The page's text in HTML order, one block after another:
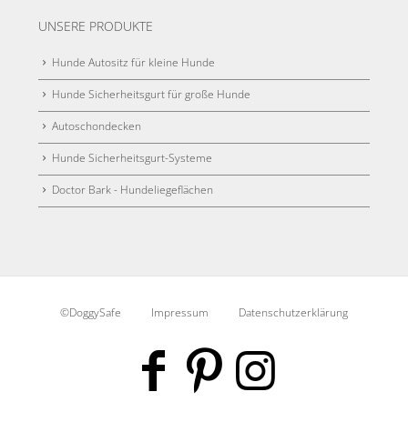
UNSERE PRODUKTE
Hunde Autositz für kleine Hunde
Hunde Sicherheitsgurt für große Hunde
Autoschondecken
Hunde Sicherheitsgurt-Systeme
Doctor Bark - Hundeliegeflächen
©DoggySafe Impressum Datenschutzerklärung